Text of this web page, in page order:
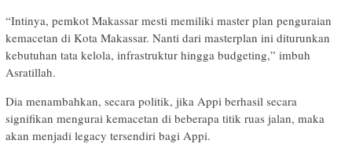
“Intinya, pemkot Makassar mesti memiliki master plan penguraian
kemacetan di Kota Makassar. Nanti dari masterplan ini diturunkan
kebutuhan tata kelola, infrastruktur hingga budgeting,” imbuh
Asratillah.
Dia menambahkan, secara politik, jika Appi berhasil secara
signifikan mengurai kemacetan di beberapa titik ruas jalan, maka
akan menjadi legacy tersendiri bagi Appi.